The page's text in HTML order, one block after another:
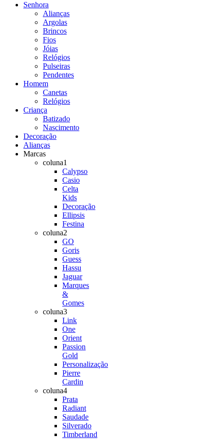
Senhora
Alianças
Argolas
Brincos
Fios
Jóias
Relógios
Pulseiras
Pendentes
Homem
Canetas
Relógios
Criança
Batizado
Nascimento
Decoração
Alianças
Marcas
coluna1
Calypso
Casio
Celta
Kids
Decoração
Ellipsis
Festina
coluna2
GO
Goris
Guess
Hassu
Jaguar
Marques
&
Gomes
coluna3
Link
One
Orient
Passion
Gold
Personalização
Pierre
Cardin
coluna4
Prata
Radiant
Saudade
Silverado
Timberland